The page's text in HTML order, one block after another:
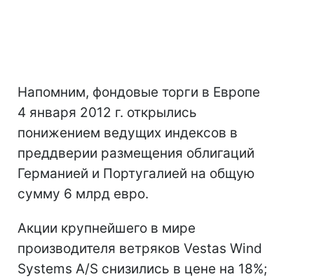
Напомним, фондовые торги в Европе
4 января 2012 г. открылись
понижением ведущих индексов в
преддверии размещения облигаций
Германией и Португалией на общую
сумму 6 млрд евро.
Акции крупнейшего в мире
производителя ветряков Vestas Wind
Systems A/S снизились в цене на 18%;